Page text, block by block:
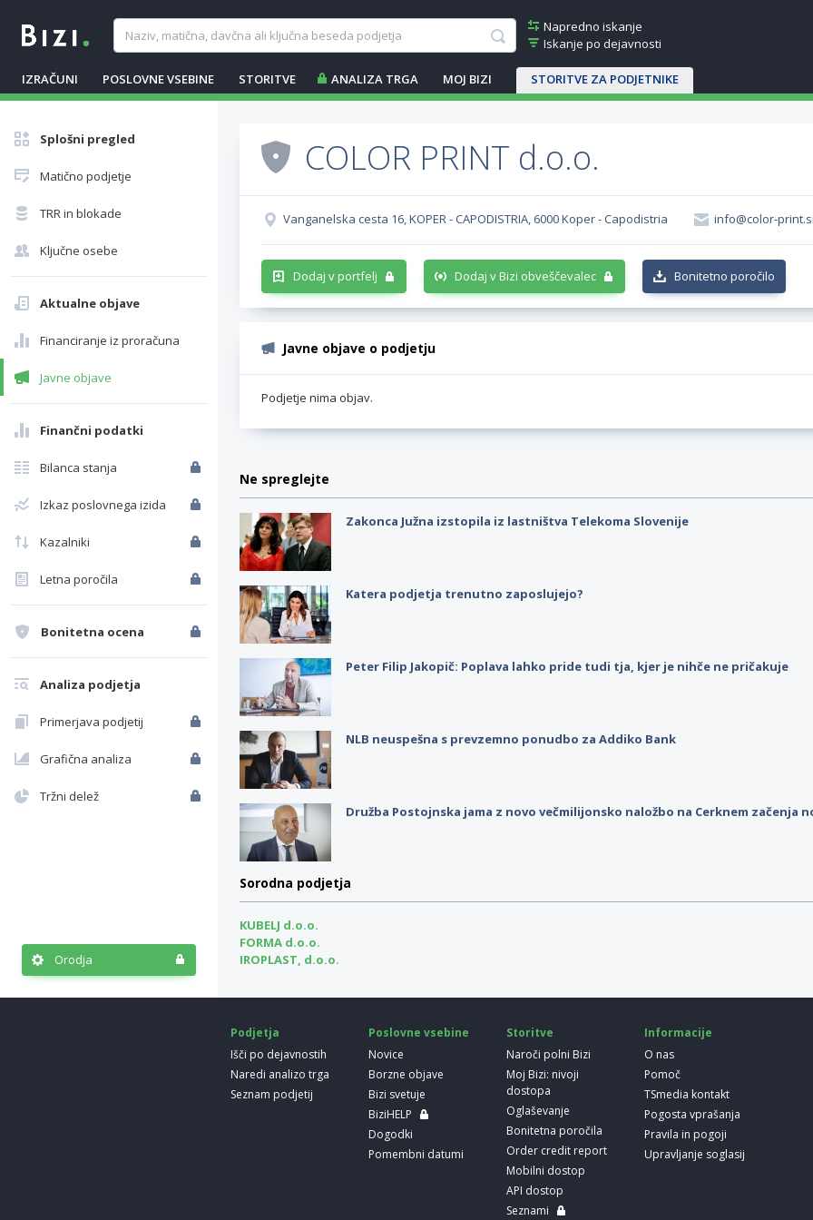
Napredno iskanje
Iskanje po dejavnosti
IZRAČUNI POSLOVNE VSEBINE STORITVE ANALIZA TRGA MOJ BIZI STORITVE ZA PODJETNIKE
Splošni pregled
Matično podjetje
TRR in blokade
Ključne osebe
Aktualne objave
Financiranje iz proračuna
Javne objave
Finančni podatki
Bilanca stanja
Izkaz poslovnega izida
Kazalniki
Letna poročila
Bonitetna ocena
Analiza podjetja
Primerjava podjetij
Grafična analiza
Tržni delež
Orodja
COLOR PRINT d.o.o.
Vanganelska cesta 16, KOPER - CAPODISTRIA, 6000 Koper - Capodistria info@color-print.si
Dodaj v portfelj Dodaj v Bizi obveščevalec Bonitetno poročilo
Javne objave o podjetju
Podjetje nima objav.
Ne spreglejte
Zakonca Južna izstopila iz lastništva Telekoma Slovenije
Katera podjetja trenutno zaposlujejo?
Peter Filip Jakopič: Poplava lahko pride tudi tja, kjer je nihče ne pričakuje
NLB neuspešna s prevzemno ponudbo za Addiko Bank
Družba Postojnska jama z novo večmilijonsko naložbo na Cerknem začenja
Sorodna podjetja
KUBELJ d.o.o.
FORMA d.o.o.
IROPLAST, d.o.o.
Podjetja
Išči po dejavnostih
Naredi analizo trga
Seznam podjetij
Poslovne vsebine
Novice
Borzne objave
Bizi svetuje
BiziHELP
Dogodki
Pomembni datumi
Storitve
Naroči polni Bizi
Moj Bizi: nivoji
dostopa
Oglaševanje
Bonitetna poročila
Order credit report
Mobilni dostop
API dostop
Seznami
Informacije
O nas
Pomoč
TSmedia kontakt
Pogosta vprašanja
Pravila in pogoji
Upravljanje soglasij